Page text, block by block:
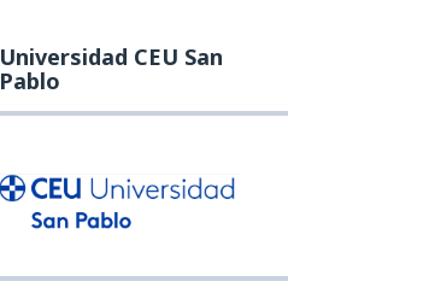
Universidad CEU San
Pablo